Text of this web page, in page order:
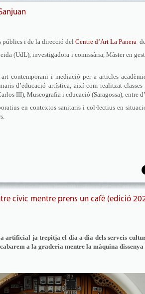
públics i de la direcció del Centre d’Art La Panera
(UdL), investigadora i comissària, Màster en
contemporani i mediació per a articles
d’educació artística, així com realitzat classes
III), Museografia i educació (Saragossa), entre
en contextos sanitaris i col·lectius en
cívic mentre prens un cafè (edició
artificial ja trepitja el dia a dia dels serveis
a la graderia mentre la màquina